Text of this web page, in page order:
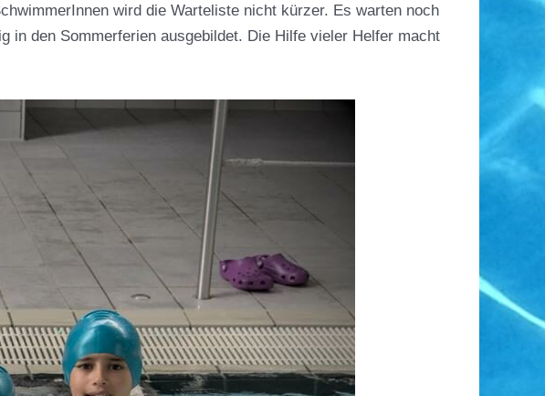
wird die Warteliste nicht kürzer. Es warten noch
in den Sommerferien ausgebildet. Die Hilfe vieler Helfer macht